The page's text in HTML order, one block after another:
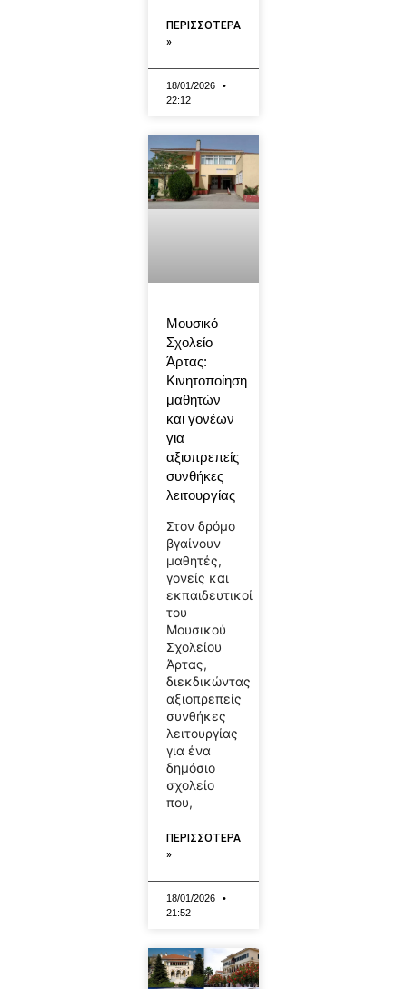
ΠΕΡΙΣΣΟΤΕΡΑ
»
18/01/2026
22:12
Μουσικό
Σχολείο
Άρτας:
Κινητοποίηση
μαθητών
και γονέων
για
αξιοπρεπείς
συνθήκες
λειτουργίας
Στον δρόμο
βγαίνουν
μαθητές,
γονείς και
εκπαιδευτικοί
του
Μουσικού
Σχολείου
Άρτας,
διεκδικώντας
αξιοπρεπείς
συνθήκες
λειτουργίας
για ένα
δημόσιο
σχολείο
που,
ΠΕΡΙΣΣΟΤΕΡΑ
»
18/01/2026
21:52